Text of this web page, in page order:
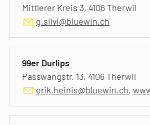
Mittlerer Kreis 3, 4106 Therwil
g.silvi@bluewin.ch
99er Durlips
Passwangstr. 13, 4106 Therwil
erik.heinis@bluewin.ch,